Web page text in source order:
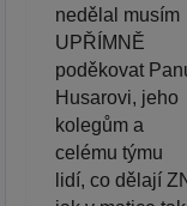
nedělal musím
UPŘÍMNĚ
poděkovat
Husarovi, jeho
kolegům a
celému týmu
lidí, co dělají